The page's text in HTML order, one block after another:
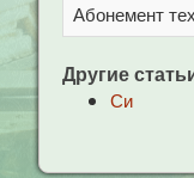
Абонемент
Другие
Си